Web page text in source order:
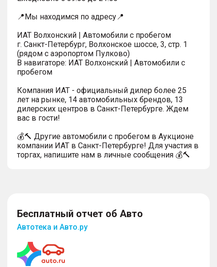
📍Мы находимся по адресу📍
ИАТ Волхонский | Автомобили с пробегом
г. Санкт-Петербург, Волхонское шоссе, 3, стр. 1
(рядом с аэропортом Пулково)
В навигаторе: ИАТ Волхонский | Автомобили с
пробегом
Компания ИАТ - официальный дилер более 25
лет на рынке, 14 автомобильных брендов, 13
дилерских центров в Санкт-Петербурге. Ждем
вас в гости!
💰🔨 Другие автомобили с пробегом в Аукционе
компании ИАТ в Санкт-Петербурге! Для участия в
торгах, напишите нам в личные сообщения 💰🔨
Бесплатный отчет об Авто
Автотека и Авто.ру